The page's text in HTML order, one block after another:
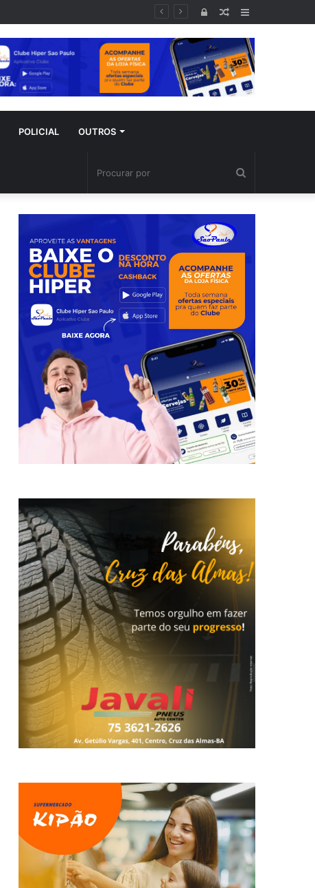
Lateral
Artigo
aleatório
Entrar
POLICIAL OUTROS
por